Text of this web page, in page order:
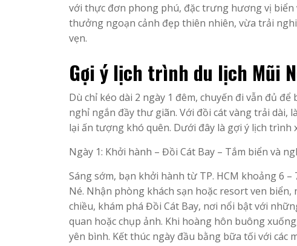
với thực đơn phong phú, đặc trưng hương vị
thưởng ngoạn cảnh đẹp thiên nhiên, vừa trải
vẹn.
Gợi ý lịch trình du lịch Mũi
Dù chỉ kéo dài 2 ngày 1 đêm, chuyến đi vẫn đủ
nghỉ ngắn đầy thư giãn. Với đồi cát vàng trải dài,
lại ấn tượng khó quên. Dưới đây là gợi ý lịch trình
Ngày 1: Khởi hành – Đồi Cát Bay – Tắm biển và
Sáng sớm, bạn khởi hành từ TP. HCM khoảng 6
Né. Nhận phòng khách sạn hoặc resort ven
chiều, khám phá Đồi Cát Bay, nơi nổi bật với
quan hoặc chụp ảnh. Khi hoàng hôn buông
yên bình. Kết thúc ngày đầu bằng bữa tối với các